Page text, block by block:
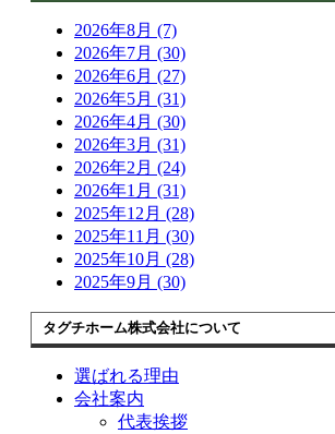
2026年8月 (7)
2026年7月 (30)
2026年6月 (27)
2026年5月 (31)
2026年4月 (30)
2026年3月 (31)
2026年2月 (24)
2026年1月 (31)
2025年12月 (28)
2025年11月 (30)
2025年10月 (28)
2025年9月 (30)
タグチホーム株式会社について
選ばれる理由
会社案内
代表挨拶